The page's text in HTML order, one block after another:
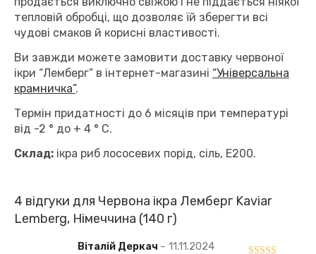
тепловій обробці, що дозволяє їй зберегти всі
чудові смаков й корисні властивості.
Ви завжди можете замовити доставку червоної
ікри “Лемберг” в інтернет-магазині “Універсальна
крамничка”.
Термін придатності до 6 місяців при температурі
від -2 ° до + 4 ° C.
Склад: ікра риб лососевих порід, сіль, Е200.
4 відгуки для Червона ікра Лемберг Kaviar
Lemberg, Німеччина (140 г)
Віталій Деркач – 11.11.2024